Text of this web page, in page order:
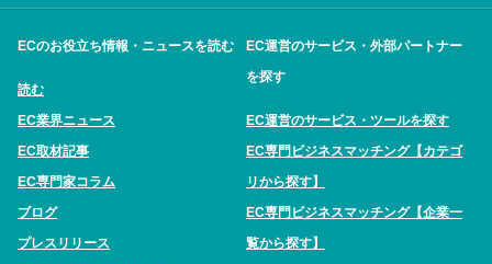
ECのお役立ち情報・ニュースを読む
読む
EC業界ニュース
EC取材記事
EC専門家コラム
ブログ
プレスリリース
EC運営のサービス・外部パートナー
を探す
EC運営のサービス・ツールを探す
EC専門ビジネスマッチング【カテゴ
リから探す】
EC専門ビジネスマッチング【企業一
覧から探す】